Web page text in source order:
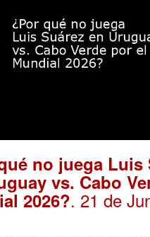
no juega Luis
vs. Cabo
2026?. 21 de